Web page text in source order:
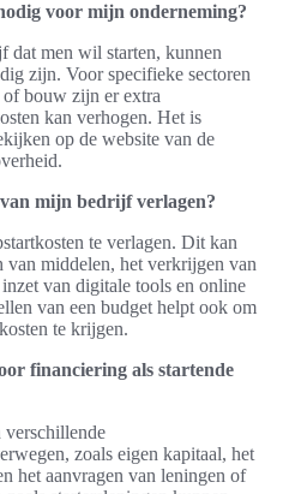
voor mijn onderneming?
dat men wil starten, kunnen
zijn. Voor specifieke sectoren
of bouw zijn er extra
kan verhogen. Het is
op de website van de
mijn bedrijf verlagen?
te verlagen. Dit kan
middelen, het verkrijgen van
van digitale tools en online
van een budget helpt ook om
te krijgen.
financiering als startende
verschillende
zoals eigen kapitaal, het
het aanvragen van leningen of